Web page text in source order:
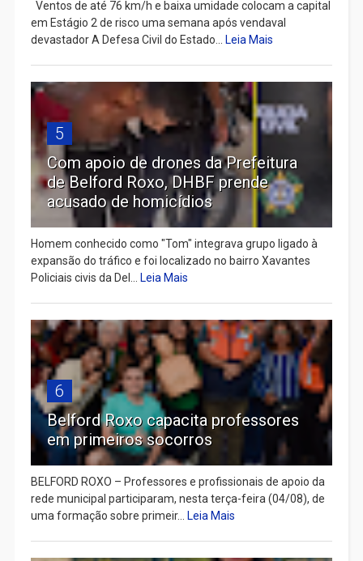
Ventos de até 76 km/h e baixa umidade colocam a capital
em Estágio 2 de risco uma semana após vendaval
devastador A Defesa Civil do Estado... Leia Mais
5
Com apoio de drones da Prefeitura
de Belford Roxo, DHBF prende
acusado de homicídios
Homem conhecido como "Tom" integrava grupo ligado à
expansão do tráfico e foi localizado no bairro Xavantes
Policiais civis da Del... Leia Mais
6
Belford Roxo capacita professores
em primeiros socorros
BELFORD ROXO – Professores e profissionais de apoio da
rede municipal participaram, nesta terça-feira (04/08), de
uma formação sobre primeir... Leia Mais